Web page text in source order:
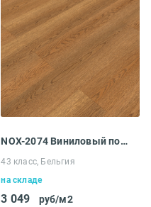
NOX-2074 Виниловый пол EcoClick NOX-2000 Rich
43 класс, Бельгия
на складе
3 049 руб/м2